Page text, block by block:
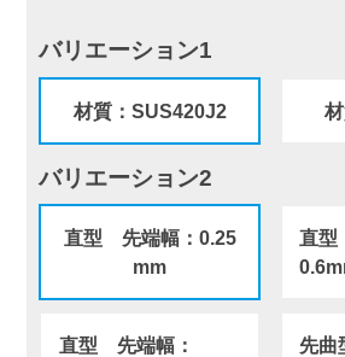
バリエーション1
材質：SUS420J2
バリエーション2
直型 先端幅：0.25
mm
直型
直型 先端幅：
先曲